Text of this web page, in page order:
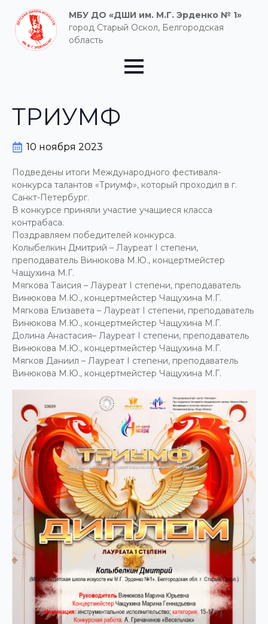
МБУ ДО «ДШИ им. М.Г. Эрденко № 1»
город Старый Оскол, Белгородская
область
ТРИУМФ
10 ноября 2023
Подведены итоги Международного фестиваля-
конкурса талантов «Триумф», который проходил в г.
Санкт-Петербург.
В конкурсе приняли участие учащиеся класса
контрабаса.
Поздравляем победителей конкурса.
Колыбелкин Дмитрий – Лауреат I степени,
преподаватель Винюкова М.Ю., концертмейстер
Чащухина М.Г.
Мягкова Таисия – Лауреат I степени, преподаватель
Винюкова М.Ю., концертмейстер Чащухина М.Г.
Мягкова Елизавета – Лауреат I степени, преподаватель
Винюкова М.Ю., концертмейстер Чащухина М.Г.
Долина Анастасия– Лауреат I степени, преподаватель
Винюкова М.Ю., концертмейстер Чащухина М.Г.
Мягков Даниил – Лауреат I степени, преподаватель
Винюкова М.Ю., концертмейстер Чащухина М.Г.